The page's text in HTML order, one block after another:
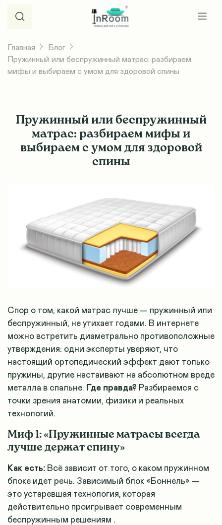
Главная
Блог
Пружинный или беспружинный матрас: разбираем
мифы и выбираем с умом для здоровой спины
Пружинный или беспружинный
матрас: разбираем мифы и
выбираем с умом для здоровой
спины
Спор о том, какой матрас лучше — пружинный или
беспружинный, не утихает годами. В интернете
можно встретить диаметрально противоположные
утверждения: одни эксперты уверяют, что
настоящий ортопедический эффект дают только
пружины, другие настаивают на абсолютном вреде
металла в спальне. Где правда? Разбираемся с
точки зрения анатомии, физики и реальных
технологий.
Миф 1: «Пружинные матрасы всегда
лучше держат спину»
Как есть: Всё зависит от того, о каком пружинном
блоке идет речь. Зависимый блок «Боннель» —
это устаревшая технология, которая
действительно проигрывает современным
беспружинным решениям .